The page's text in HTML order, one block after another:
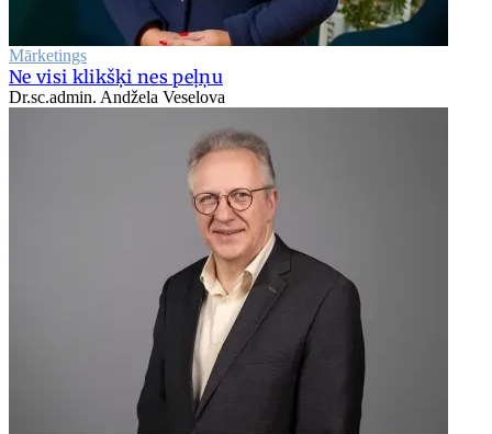
Mārketings
Ne visi klikšķi nes peļņu
Dr.sc.admin. Andžela Veselova